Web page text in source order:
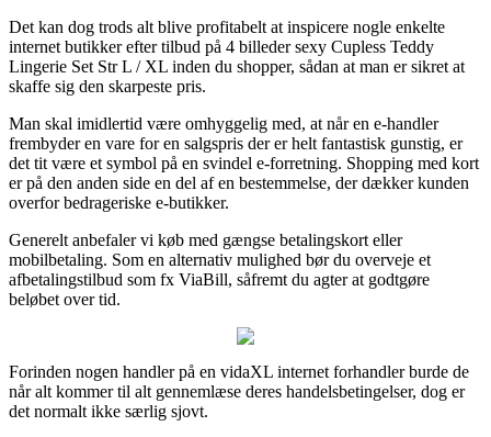
Det kan dog trods alt blive profitabelt at inspicere nogle enkelte
internet butikker efter tilbud på 4 billeder sexy Cupless Teddy
Lingerie Set Str L / XL inden du shopper, sådan at man er sikret at
skaffe sig den skarpeste pris.
Man skal imidlertid være omhyggelig med, at når en e-handler
frembyder en vare for en salgspris der er helt fantastisk gunstig, er
det tit være et symbol på en svindel e-forretning. Shopping med kort
er på den anden side en del af en bestemmelse, der dækker kunden
overfor bedrageriske e-butikker.
Generelt anbefaler vi køb med gængse betalingskort eller
mobilbetaling. Som en alternativ mulighed bør du overveje et
afbetalingstilbud som fx ViaBill, såfremt du agter at godtgøre
beløbet over tid.
Forinden nogen handler på en vidaXL internet forhandler burde de
når alt kommer til alt gennemlæse deres handelsbetingelser, dog er
det normalt ikke særlig sjovt.